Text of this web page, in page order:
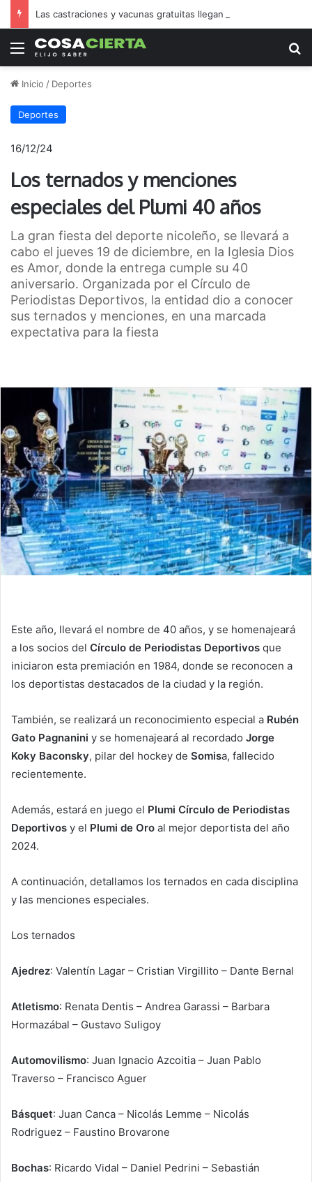
Menú
Inicio / Deportes
Deportes
16/12/24
Los ternados y menciones
especiales del Plumi 40 años
La gran fiesta del deporte nicoleño, se llevará a
cabo el jueves 19 de diciembre, en la Iglesia Dios
es Amor, donde la entrega cumple su 40
aniversario. Organizada por el Círculo de
Periodistas Deportivos, la entidad dio a conocer
sus ternados y menciones, en una marcada
expectativa para la fiesta
Este año, llevará el nombre de 40 años, y se homenajeará
a los socios del Círculo de Periodistas Deportivos que
iniciaron esta premiación en 1984, donde se reconocen a
los deportistas destacados de la ciudad y la región.
También, se realizará un reconocimiento especial a Rubén
Gato Pagnanini y se homenajeará al recordado Jorge
Koky Baconsky, pilar del hockey de Somisa, fallecido
recientemente.
Además, estará en juego el Plumi Círculo de Periodistas
Deportivos y el Plumi de Oro al mejor deportista del año
2024.
A continuación, detallamos los ternados en cada disciplina
y las menciones especiales.
Los ternados
Ajedrez: Valentín Lagar – Cristian Virgillito – Dante Bernal
Atletismo: Renata Dentis – Andrea Garassi – Barbara
Hormazábal – Gustavo Suligoy
Automovilismo: Juan Ignacio Azcoitia – Juan Pablo
Traverso – Francisco Aguer
Básquet: Juan Canca – Nicolás Lemme – Nicolás
Rodriguez – Faustino Brovarone
Bochas: Ricardo Vidal – Daniel Pedrini – Sebastián